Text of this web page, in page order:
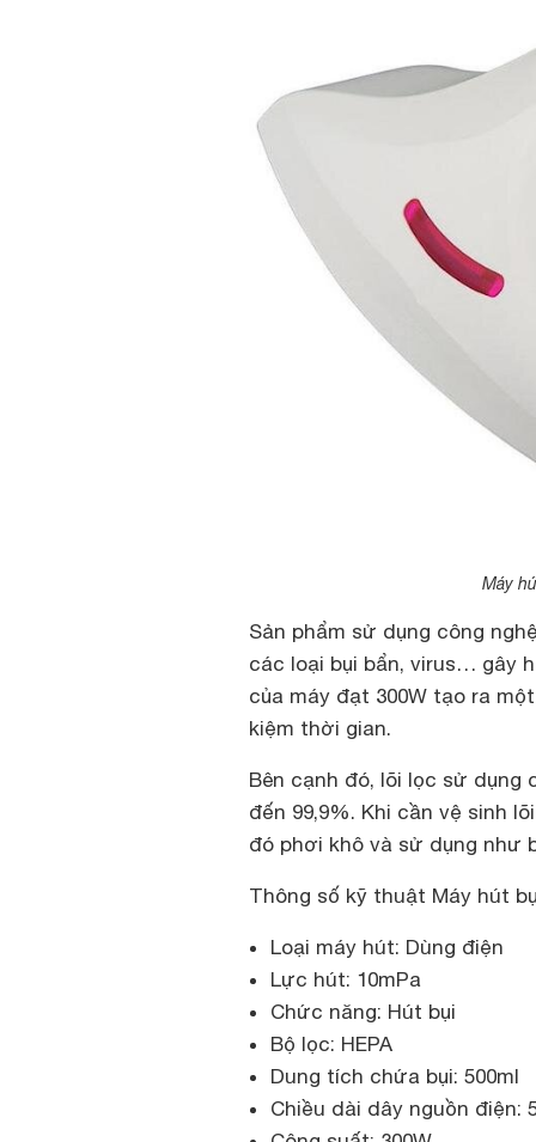
Máy
Sản phẩm sử dụng công
các loại bụi bẩn, virus… gây
của máy đạt 300W tạo ra
kiệm thời gian.
Bên cạnh đó, lõi lọc sử dụng
đến 99,9%. Khi cần vệ sinh
đó phơi khô và sử dụng như
Thông số kỹ thuật Máy hút
Loại máy hút: Dùng điện
Lực hút: 10mPa
Chức năng: Hút bụi
Bộ lọc: HEPA
Dung tích chứa bụi: 500ml
Chiều dài dây nguồn điện: